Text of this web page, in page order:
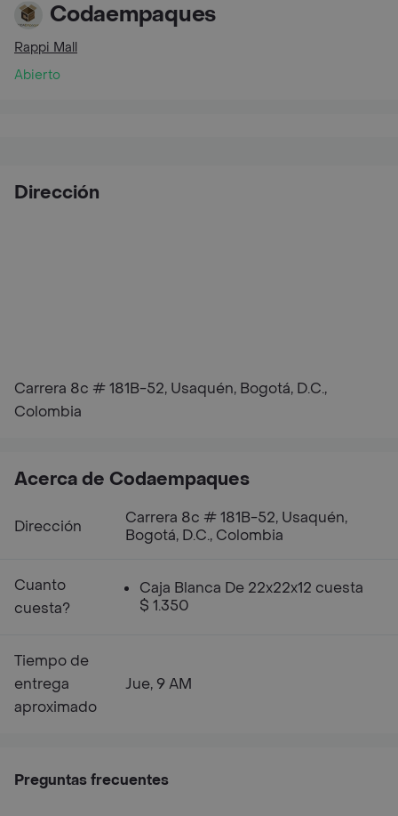
Codaempaques
Rappi Mall
Abierto
Dirección
Carrera 8c # 181B-52, Usaquén, Bogotá, D.C.,
Colombia
Acerca de Codaempaques
Dirección
Carrera 8c # 181B-52, Usaquén,
Bogotá, D.C., Colombia
Cuanto
cuesta?
Caja Blanca De 22x22x12 cuesta
$ 1.350
Tiempo de
entrega
aproximado
Jue, 9 AM
Preguntas frecuentes